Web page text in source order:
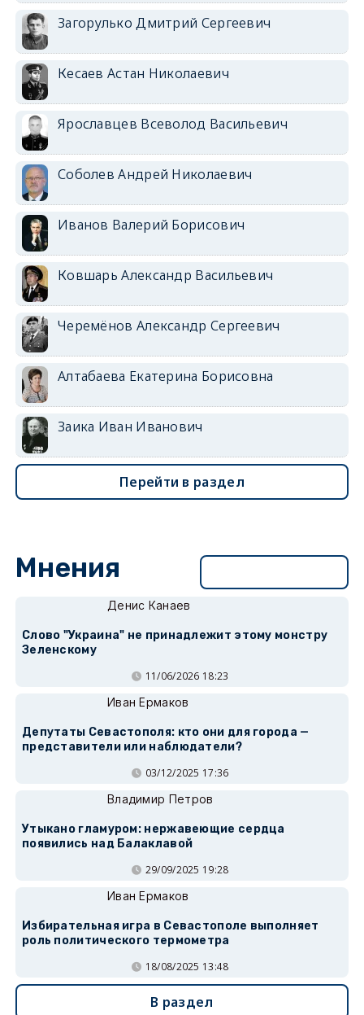
Загорулько Дмитрий Сергеевич
Кесаев Астан Николаевич
Ярославцев Всеволод Васильевич
Соболев Андрей Николаевич
Иванов Валерий Борисович
Ковшарь Александр Васильевич
Черемёнов Александр Сергеевич
Алтабаева Екатерина Борисовна
Заика Иван Иванович
Перейти в раздел
Мнения
Денис Канаев
Слово "Украина" не принадлежит этому монстру
Зеленскому
11/06/2026 18:23
Иван Ермаков
Депутаты Севастополя: кто они для города —
представители или наблюдатели?
03/12/2025 17:36
Владимир Петров
Утыкано гламуром: нержавеющие сердца
появились над Балаклавой
29/09/2025 19:28
Иван Ермаков
Избирательная игра в Севастополе выполняет
роль политического термометра
18/08/2025 13:48
В раздел